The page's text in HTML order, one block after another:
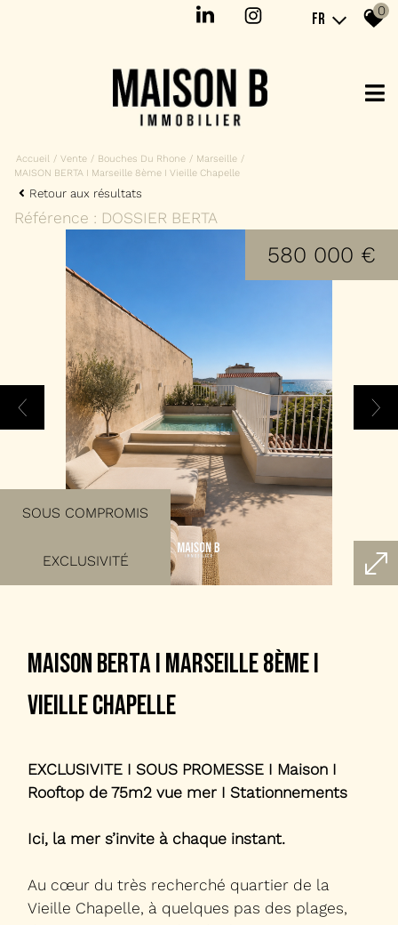
FR 0
Accueil Vente Bouches Du Rhone
Marseille
MAISON BERTA I Marseille 8ème I Vieille Chapelle
Retour aux résultats
Référence : DOSSIER BERTA
SOUS COMPROMIS
EXCLUSIVITÉ
580 000 €
maison berta i marseille 8ème i
vieille chapelle
EXCLUSIVITE I SOUS PROMESSE I Maison I
Rooftop de 75m2 vue mer I Stationnements
Ici, la mer s’invite à chaque instant.
Au cœur du très recherché quartier de la
Vieille Chapelle, à quelques pas des plages,